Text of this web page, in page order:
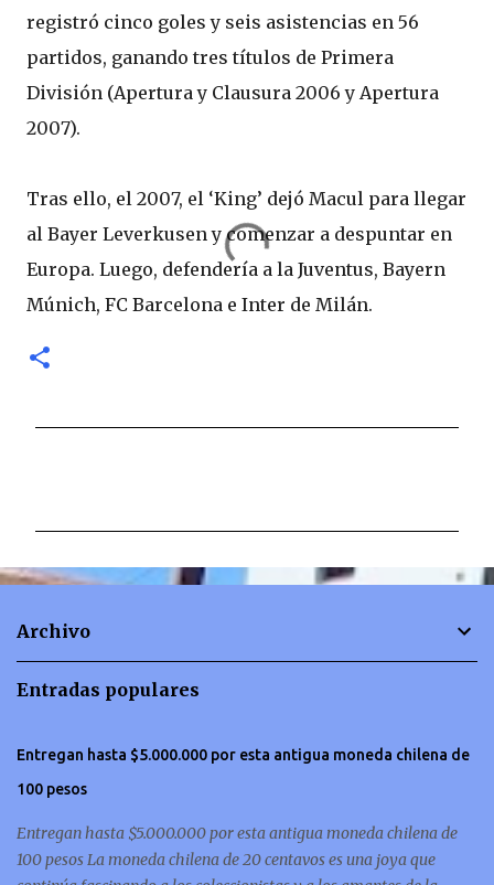
registró cinco goles y seis asistencias en 56
partidos, ganando tres títulos de Primera
División (Apertura y Clausura 2006 y Apertura
2007).
Tras ello, el 2007, el ‘King’ dejó Macul para llegar
al Bayer Leverkusen y comenzar a despuntar en
Europa. Luego, defendería a la Juventus, Bayern
Múnich, FC Barcelona e Inter de Milán.
n
Archivo
Entradas populares
Entregan hasta $5.000.000 por esta antigua moneda chilena de
100 pesos
Entregan hasta $5.000.000 por esta antigua moneda chilena de
100 pesos La moneda chilena de 20 centavos es una joya que